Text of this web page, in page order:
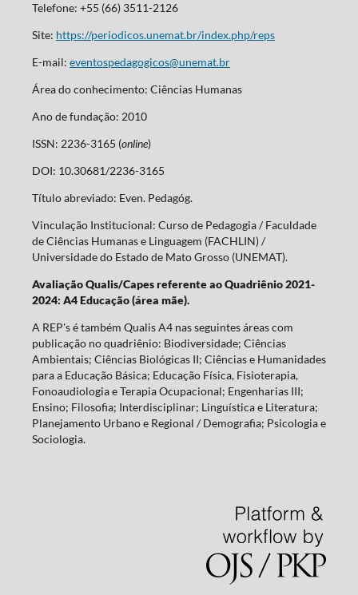
Telefone: +55 (66) 3511-2126
Site: https://periodicos.unemat.br/index.php/reps
E-mail: eventospedagogicos@unemat.br
Área do conhecimento: Ciências Humanas
Ano de fundação: 2010
ISSN: 2236-3165 (online)
DOI: 10.30681/2236-3165
Título abreviado: Even. Pedagóg.
Vinculação Institucional: Curso de Pedagogia / Faculdade
de Ciências Humanas e Linguagem (FACHLIN) /
Universidade do Estado de Mato Grosso (UNEMAT).
Avaliação Qualis/Capes referente ao Quadriênio 2021-
2024: A4 Educação (área mãe).
A REP's é também Qualis A4 nas seguintes áreas com
publicação no quadriênio: Biodiversidade; Ciências
Ambientais; Ciências Biológicas II; Ciências e Humanidades
para a Educação Básica; Educação Física, Fisioterapia,
Fonoaudiologia e Terapia Ocupacional; Engenharias III;
Ensino; Filosofia; Interdisciplinar; Linguística e Literatura;
Planejamento Urbano e Regional / Demografia; Psicologia e
Sociologia.